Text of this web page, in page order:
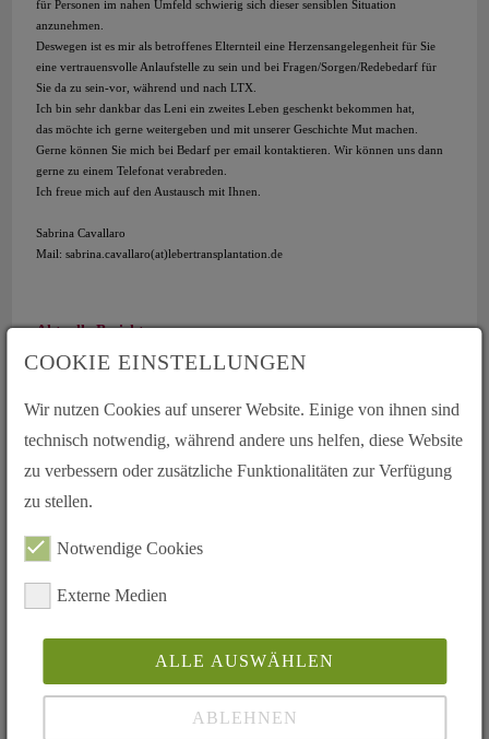
für Personen im nahen Umfeld schwierig sich dieser sensiblen Situation
anzunehmen.
Deswegen ist es mir als betroffenes Elternteil eine Herzensangelegenheit für Sie
eine vertrauensvolle Anlaufstelle zu sein und bei Fragen/Sorgen/Redebedarf für
Sie da zu sein-vor, während und nach LTX.
Ich bin sehr dankbar das Leni ein zweites Leben geschenkt bekommen hat,
das möchte ich gerne weitergeben und mit unserer Geschichte Mut machen.
Gerne können Sie mich bei Bedarf per email kontaktieren. Wir können uns dann
gerne zu einem Telefonat verabreden.
Ich freue mich auf den Austausch mit Ihnen.
Sabrina Cavallaro
Mail: sabrina.cavallaro(at)lebertransplantation.de
Aktuelle Berichte
31.12.2026
Auch mit Widerspruchslösung bleibt die Organspende freiwillig!
18.08.2025
18.08.2025
Lebertransplantierte Deutschland e.V. trauert um Prof. Dr. Michael Manns
Bundesverband Niere e.V. feierte 50-jähriges Bestehen, im Erbacher Hof in
COOKIE EINSTELLUNGEN
Wir nutzen Cookies auf unserer Website. Einige von ihnen sind
technisch notwendig, während andere uns helfen, diese Website
zu verbessern oder zusätzliche Funktionalitäten zur Verfügung
zu stellen.
Notwendige Cookies
Externe Medien
ALLE AUSWÄHLEN
ABLEHNEN